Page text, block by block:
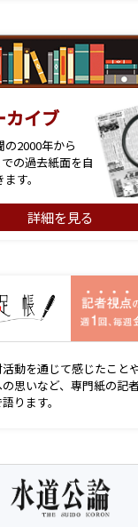
カイブ
の2000年から
の過去紙面を自
す。
詳細を見る
動を通じて感じたこと
思いなど、専門紙の記
ります。